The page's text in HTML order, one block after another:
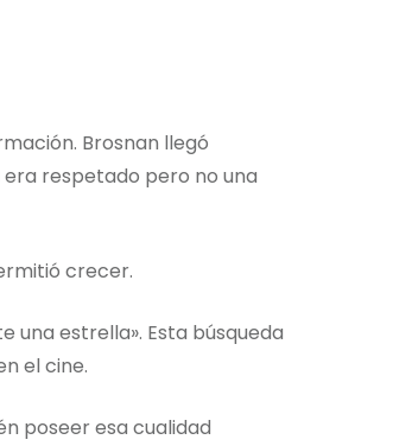
Brosnan llegó
respetado pero no una
crecer.
una estrella». Esta búsqueda
el cine.
poseer esa cualidad